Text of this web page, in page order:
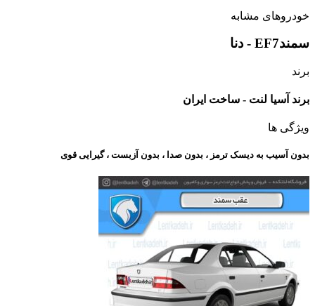
خودروهای مشابه
سمندEF7 - دنا
برند
برند آسیا لنت - ساخت ایران
ویژگی ها
بدون آسیب به دیسک ترمز ، بدون صدا ، بدون آزبست ، گیرایی قوی​